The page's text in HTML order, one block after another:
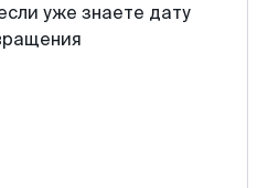
уже знаете дату